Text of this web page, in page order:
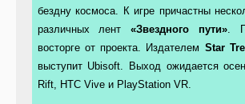
бездну космоса. К игре причастны
различных лент«Звездного пути».
восторге от проекта. Издателем Star
выступит Ubisoft. Выход ожидается
Rift, HTC Vive и PlayStation VR.